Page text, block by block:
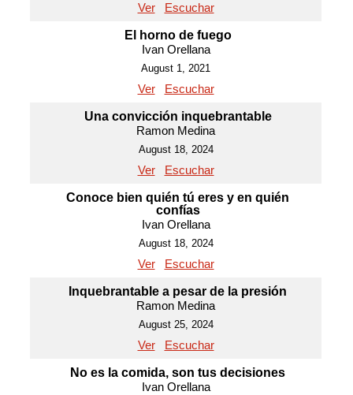
Ver Escuchar
El horno de fuego
Ivan Orellana
August 1, 2021
Ver Escuchar
Una convicción inquebrantable
Ramon Medina
August 18, 2024
Ver Escuchar
Conoce bien quién tú eres y en quién
confías
Ivan Orellana
August 18, 2024
Ver Escuchar
Inquebrantable a pesar de la presión
Ramon Medina
August 25, 2024
Ver Escuchar
No es la comida, son tus decisiones
Ivan Orellana